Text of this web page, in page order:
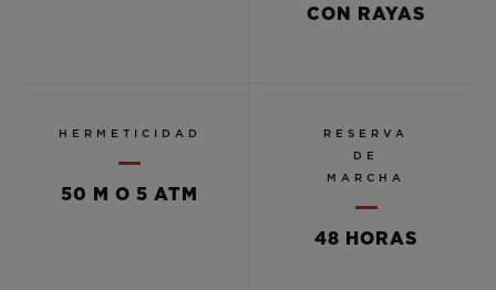
CON RAYAS
HERMETICIDAD
50 M O 5 ATM
RESERVA
DE
MARCHA
48 HORAS